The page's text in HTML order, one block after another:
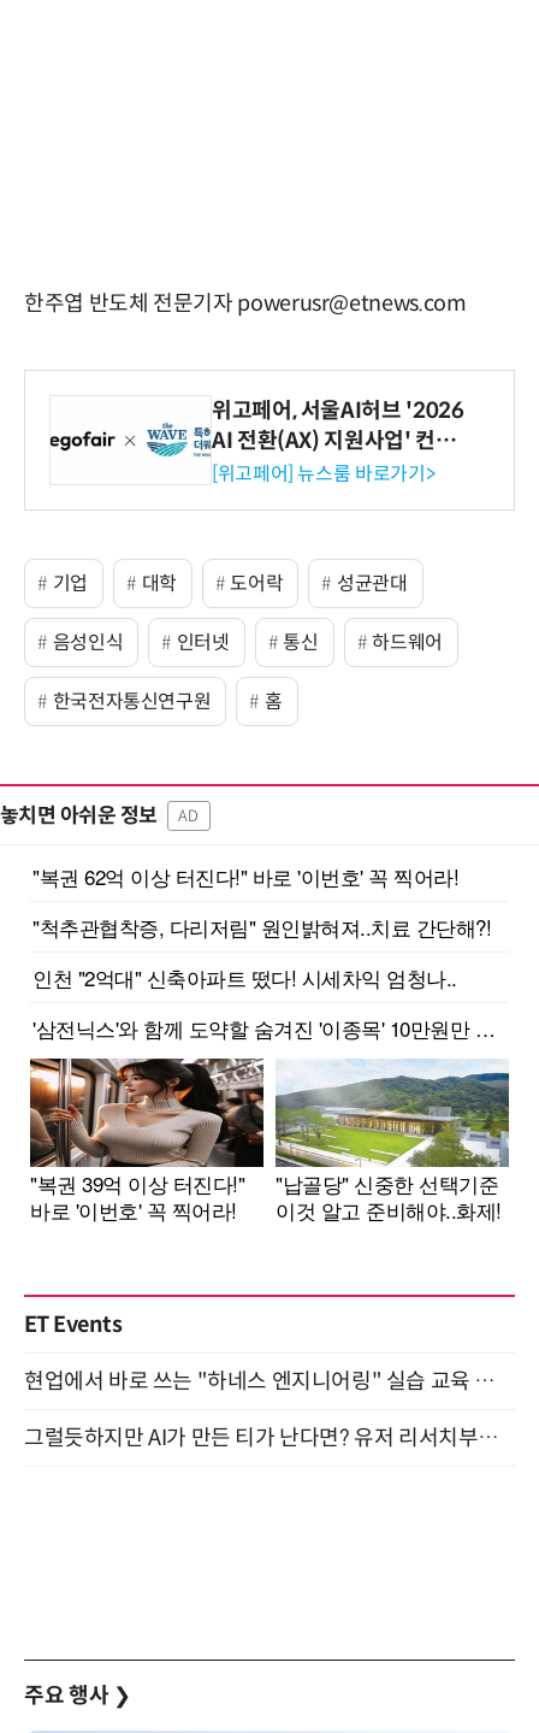
한주엽 반도체 전문기자 powerusr@etnews.com
위고페어, 서울AI허브 '2026
AI 전환(AX) 지원사업' 컨소
시엄 선정
[위고페어] 뉴스룸 바로가기>
기업 대학 도어락 성균관대
음성인식 인터넷 통신 하드웨어
한국전자통신연구원 홈
놓치면 아쉬운 정보 AD
ET Events
현업에서 바로 쓰는 "하네스 엔지니어링" 실습 교육 워크숍 8월 20일 개최
그럴듯하지만 AI가 만든 티가 난다면? 유저 리서치부터 배포까지! (9/15)
주요 행사 ❯